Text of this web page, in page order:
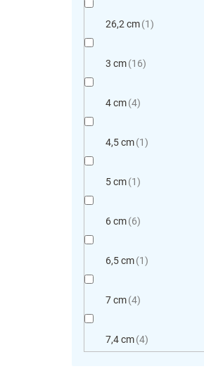
26,2 cm 1
3 cm 16
4 cm 4
4,5 cm 1
5 cm 1
6 cm 6
6,5 cm 1
7 cm 4
7,4 cm 4